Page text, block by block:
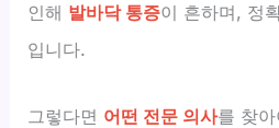
인해 발바닥 통증이 흔하며, 정
입니다.
그렇다면 어떤 전문 의사를 찾